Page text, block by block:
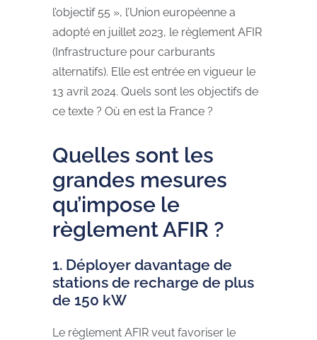
l’objectif 55 », l’Union européenne a
adopté en juillet 2023, le règlement AFIR
(Infrastructure pour carburants
alternatifs). Elle est entrée en vigueur le
13 avril 2024. Quels sont les objectifs de
ce texte ? Où en est la France ?
Quelles sont les
grandes mesures
qu’impose le
règlement AFIR ?
1. Déployer davantage de
stations de recharge de plus
de 150 kW
Le règlement AFIR veut favoriser le